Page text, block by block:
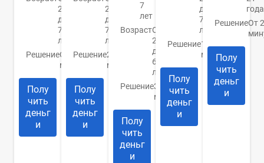
21
до
70
лет
РешениеОт 15
минут
Полу
чить
деньг
и
20
до
70
лет
Решение2
минуты
Полу
чить
деньг
и
7
лет
ВозрастОт
23
до
65
лет
РешениеЗа 5
минут
Полу
чить
деньг
и
до
70
лет
Решение10
минут
Полу
чить
деньг
и
года
РешениеОт 2
Полу
чить
деньг
и